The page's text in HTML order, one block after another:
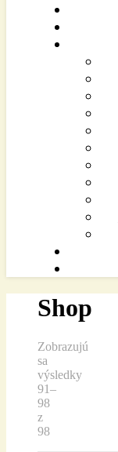
Shop
Zobrazujú
sa
výsledky
91–
98
z
98